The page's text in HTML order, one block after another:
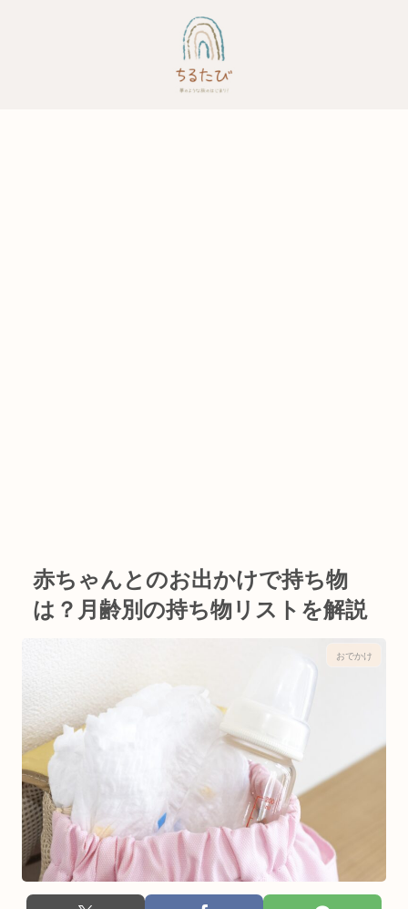
赤ちゃんとのお出かけで持ち物
は？月齢別の持ち物リストを解説
おでかけ